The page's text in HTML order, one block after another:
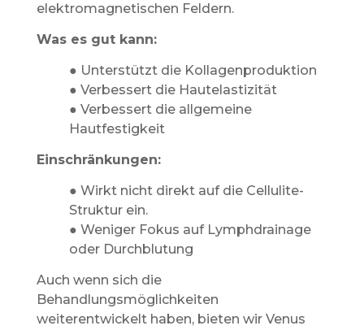
elektromagnetischen Feldern.
Was es gut kann:
● Unterstützt die Kollagenproduktion
● Verbessert die Hautelastizität
● Verbessert die allgemeine
Hautfestigkeit
Einschränkungen:
● Wirkt nicht direkt auf die Cellulite-
Struktur ein.
● Weniger Fokus auf Lymphdrainage
oder Durchblutung
Auch wenn sich die
Behandlungsmöglichkeiten
weiterentwickelt haben, bieten wir Venus